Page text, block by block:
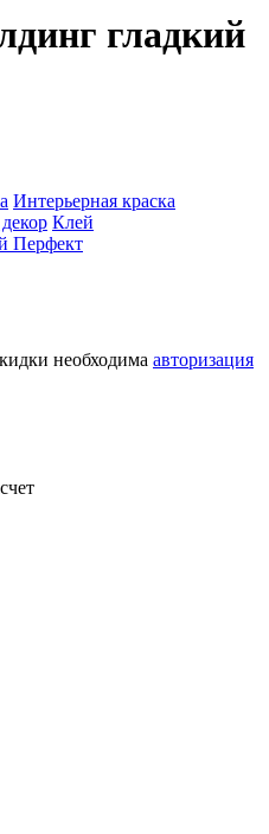
гладкий
Интерьерная краска
Клей
необходима авторизация